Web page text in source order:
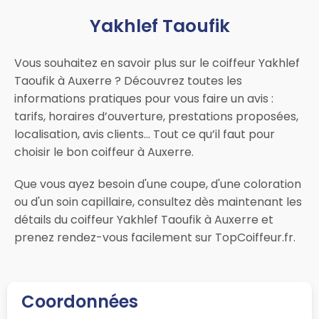
Yakhlef Taoufik
Vous souhaitez en savoir plus sur le coiffeur Yakhlef
Taoufik à Auxerre ? Découvrez toutes les
informations pratiques pour vous faire un avis :
tarifs, horaires d’ouverture, prestations proposées,
localisation, avis clients… Tout ce qu’il faut pour
choisir le bon coiffeur à Auxerre.
Que vous ayez besoin d'une coupe, d'une coloration
ou d'un soin capillaire, consultez dès maintenant les
détails du coiffeur Yakhlef Taoufik à Auxerre et
prenez rendez-vous facilement sur TopCoiffeur.fr.
Coordonnées